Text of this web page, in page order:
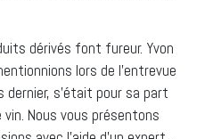
dérivés font fureur. Yvon
lors de l’entrevue
s’était pour sa part
Nous vous présentons